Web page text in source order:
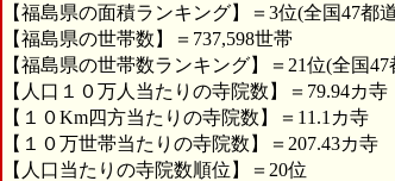
【福島県の面積ランキング】＝3位(全国47都
【福島県の世帯数】＝737,598世帯
【福島県の世帯数ランキング】＝21位(全国
【人口１０万人当たりの寺院数】＝79.94カ寺
【１０Km四方当たりの寺院数】＝11.1カ寺
【１０万世帯当たりの寺院数】＝207.43カ寺
【人口当たりの寺院数順位】＝20位